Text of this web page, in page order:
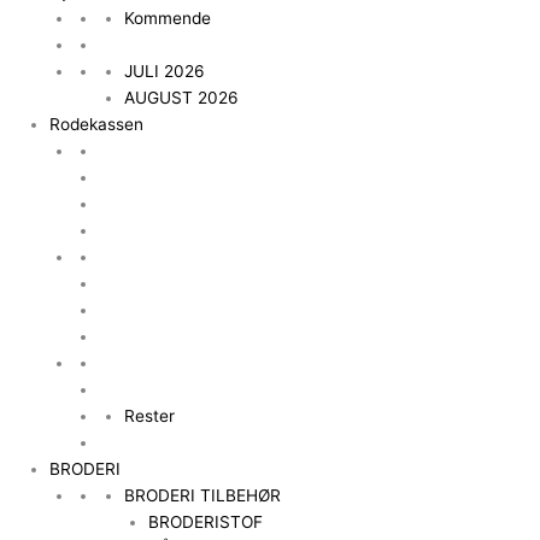
Kommende
JULI 2026
AUGUST 2026
Rodekassen
Rester
BRODERI
BRODERI TILBEHØR
BRODERISTOF